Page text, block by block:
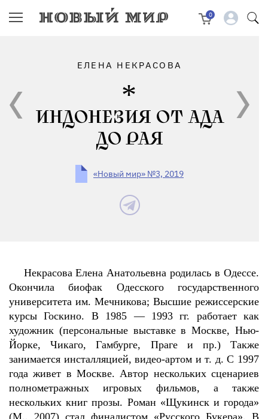
0
ЕЛЕНА НЕКРАСОВА
ИНДОНЕЗИЯ ОТ АДА
ДО РАЯ
«Новый мир» №3, 2019
Некрасова Елена Анатольевна родилась в Одессе.
Окончила биофак Одесского государственного
университета им. Мечникова; Высшие режиссерские
курсы Госкино. В 1985 — 1993 гг. работает как
художник (персональные выставке в Москве, Нью-
Йорке, Чикаго, Гамбурге, Праге и пр.) Также
занимается инсталляцией, видео-артом и т. д. С 1997
года живет в Москве. Автор нескольких сценариев
полнометражных игровых фильмов, а также
нескольких книг прозы. Роман «Щукинск и города»
(М., 2007) стал финалистом «Русского Букера». В